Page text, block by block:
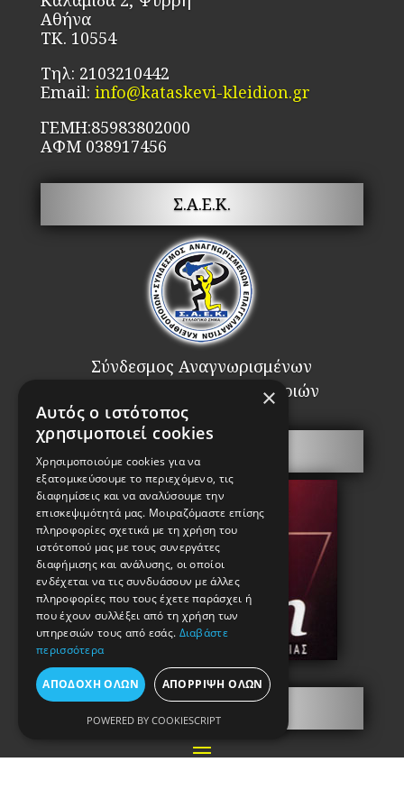
Αθήνα
ΤΚ. 10554
Τηλ: 2103210442
Email: info@kataskevi-kleidion.gr
ΓΕΜΗ:85983802000
ΑΦΜ 038917456
Σ.Α.Ε.Κ.
Σύνδεσμος Αναγνωρισμένων
Επαγγελματιών Κλειθροποιών
Πληροφορίες
×
Αυτός ο ιστότοπος
χρησιμοποιεί cookies
Χρησιμοποιούμε cookies για να
εξατομικεύσουμε το περιεχόμενο, τις
διαφημίσεις και να αναλύσουμε την
επισκεψιμότητά μας. Μοιραζόμαστε επίσης
πληροφορίες σχετικά με τη χρήση του
ιστότοπού μας με τους συνεργάτες
διαφήμισης και ανάλυσης, οι οποίοι
ενδέχεται να τις συνδυάσουν με άλλες
πληροφορίες που τους έχετε παράσχει ή
που έχουν συλλέξει από τη χρήση των
υπηρεσιών τους από εσάς. Διαβάστε
περισσότερα
ΑΠΟΔΟΧΉ ΌΛΩΝ ΑΠΌΡΡΙΨΗ ΌΛΩΝ
POWERED BY COOKIESCRIPT